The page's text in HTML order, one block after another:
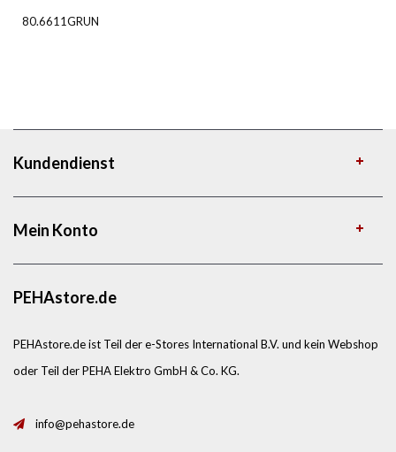
80.6611GRUN
Kundendienst
Mein Konto
PEHAstore.de
PEHAstore.de ist Teil der e-Stores International B.V. und kein Webshop
oder Teil der PEHA Elektro GmbH & Co. KG.
info@pehastore.de